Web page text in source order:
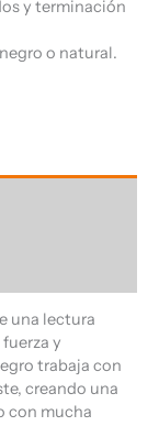
y terminación
o natural.
una lectura
y
trabaja con
creando una
con mucha